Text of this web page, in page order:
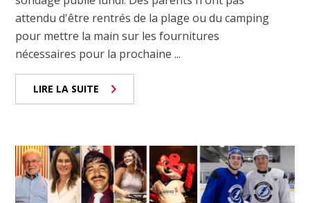
attendu d'être rentrés de la plage ou du camping
pour mettre la main sur les fournitures
nécessaires pour la prochaine ...
LIRE LA SUITE